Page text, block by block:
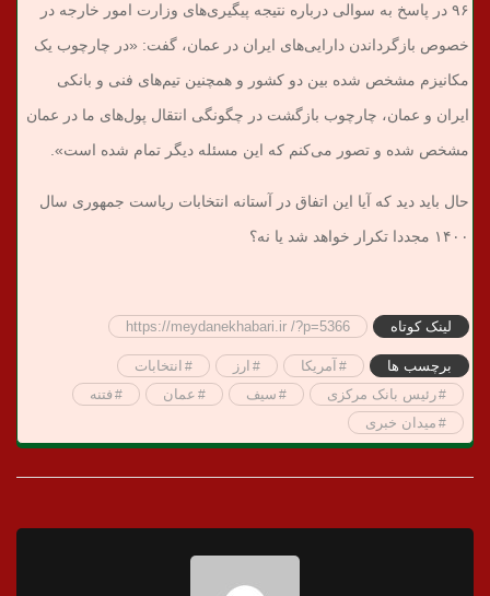
۹۶ در پاسخ به سوالی درباره نتیجه پیگیری‌های وزارت امور خارجه در
خصوص بازگرداندن دارایی‌های ایران در عمان، گفت: «در چارچوب یک
مکانیزم مشخص شده بین دو کشور و همچنین تیم‌های فنی و بانکی
ایران و عمان، چارچوب بازگشت در چگونگی انتقال پول‌های ما در عمان
مشخص شده و تصور می‌کنم که این مسئله دیگر تمام شده است».
حال باید دید که آیا این اتفاق در آستانه انتخابات ریاست جمهوری سال
۱۴۰۰ مجددا تکرار خواهد شد یا نه؟
لینک کوتاه https://meydanekhabari.ir /?p=5366
برچسب ها آمریکا ارز
انتخابات
رئیس بانک مرکزی
سیف عمان
فتنه
میدان خبری